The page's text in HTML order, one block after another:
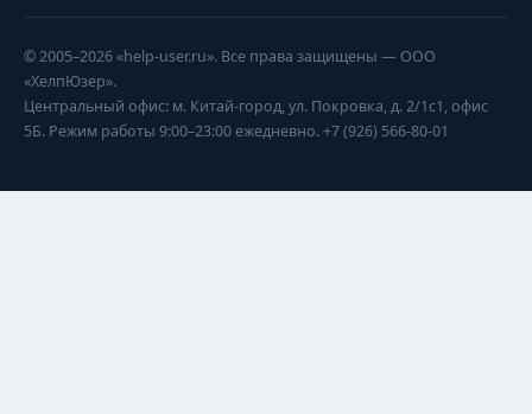
© 2005–2026 «help-user.ru». Все права защищены — ООО
«ХелпЮзер».
Центральный офис: м. Китай-город, ул. Покровка, д. 2/1с1, офис
5Б. Режим работы 9:00–23:00 ежедневно. +7 (926) 566-80-01